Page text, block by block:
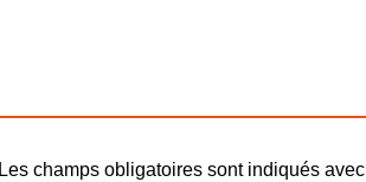
Les champs obligatoires sont indiqués avec